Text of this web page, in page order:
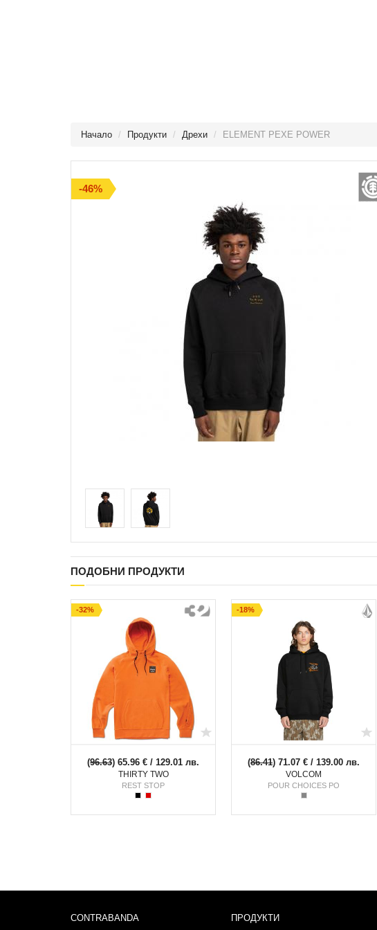
Начало Продукти Дрехи ELEMENT PEXE POWER
-46%
ПОДОБНИ ПРОДУКТИ
(96.63) 65.96 € / 129.01 лв.
THIRTY TWO
REST STOP
-32%
(86.41) 71.07 € / 139.00 лв.
VOLCOM
POUR CHOICES PO
-18%
CONTRABANDA ПРОДУКТИ